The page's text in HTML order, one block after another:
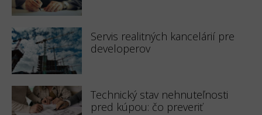
Servis realitných kancelárií pre
developerov
Technický stav nehnuteľnosti
pred kúpou: čo preveriť